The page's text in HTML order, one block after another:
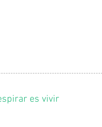
es vivir